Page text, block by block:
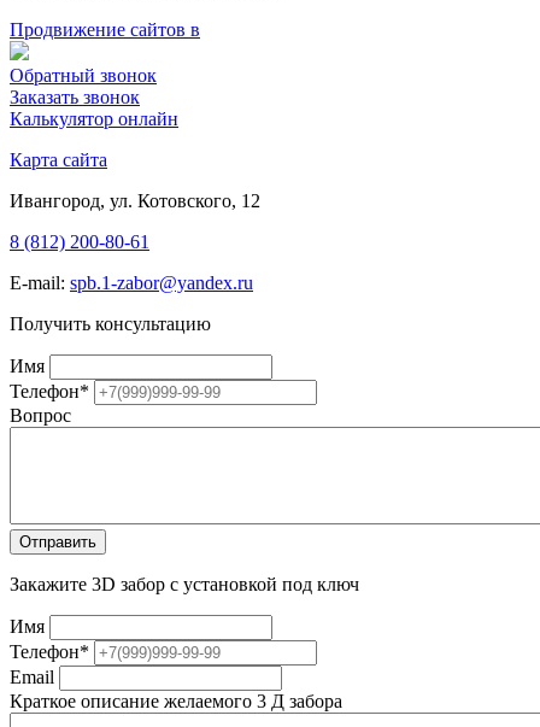
Продвижение сайтов в
Обратный звонок
Заказать звонок
Калькулятор онлайн
Карта сайта
Ивангород, ул. Котовского, 12
8 (812) 200-80-61
E-mail: spb.1-zabor@yandex.ru
Получить консультацию
Имя
Телефон*
Вопрос
Закажите 3D забор с установкой под ключ
Имя
Телефон*
Email
Краткое описание желаемого 3 Д забора